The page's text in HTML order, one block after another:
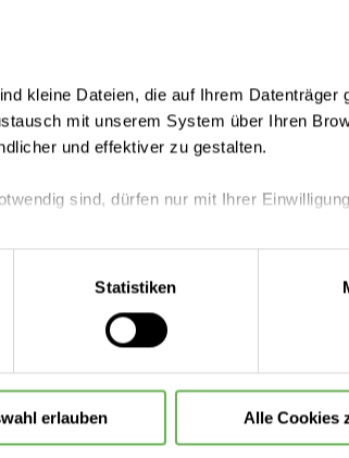
kleine Dateien, die auf Ihrem Datenträger
mit unserem System über Ihren
und effektiver zu gestalten.
sind, dürfen nur mit Ihrer
zu benutzen, eine individuelle Auswahl
Cookies akzeptieren“ in die
ändern oder widerrufen.
Statistiken
erlauben Alle Cookies
Folgen